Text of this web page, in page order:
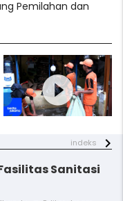
Pemilahan dan
play_circle_filled
indeks
Sanitasi